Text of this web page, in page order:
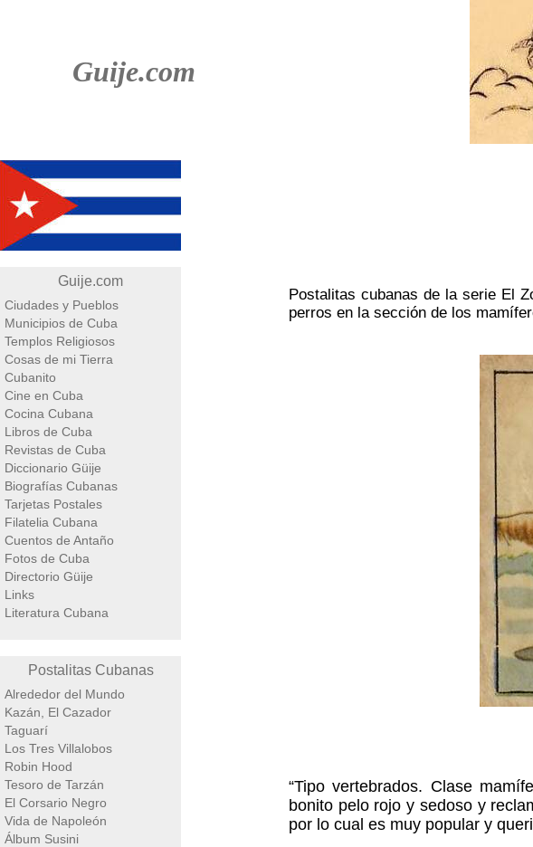
Guije.com
Guije.com
Ciudades y Pueblos
Municipios de Cuba
Templos Religiosos
Cosas de mi Tierra
Cubanito
Cine en Cuba
Cocina Cubana
Libros de Cuba
Revistas de Cuba
Diccionario Güije
Biografías Cubanas
Tarjetas Postales
Filatelia Cubana
Cuentos de Antaño
Fotos de Cuba
Directorio Güije
Links
Literatura Cubana
Postalitas Cubanas
Alrededor del Mundo
Kazán, El Cazador
Taguarí
Los Tres Villalobos
Robin Hood
Tesoro de Tarzán
El Corsario Negro
Vida de Napoleón
Álbum Susini
Postalitas cubanas de la serie El
perros en la sección de los
“Tipo vertebrados. Clase
bonito pelo rojo y sedoso y
por lo cual es muy popular y